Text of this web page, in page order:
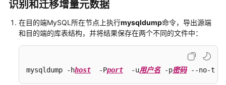
识别和迁移增量元数据
在目的端MySQL所在节点上执行mysqldump命令，导出源端
和目的端的库表结构，并将结果保存在两个不同的文件中：
mysqldump -hhost
  -P
port
  -u
用户名 -p密码 --no-